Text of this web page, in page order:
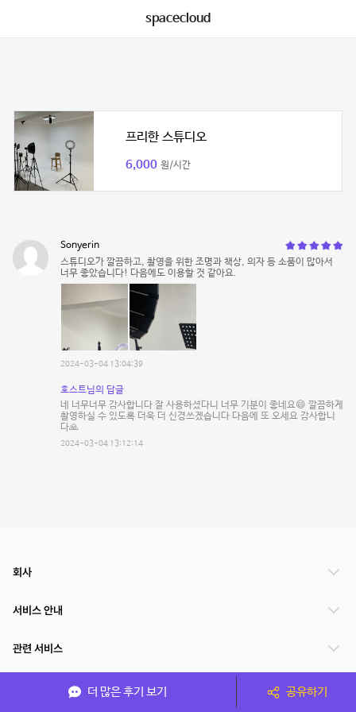
spacecloud
프리한 스튜디오
6,000 원/시간
Sonyerin
스튜디오가 깔끔하고, 촬영을 위한 조명과 책상, 의자 등 소품이 많아서
너무 좋았습니다! 다음에도 이용할 것 같아요.
2024-03-04 13:04:39
호스트님의 답글
네 너무너무 감사합니다 잘 사용하셨다니 너무 기분이 좋네요😄 깔끔하게
촬영하실 수 있도록 더욱 더 신경쓰겠습니다 다음에 또 오세요 감사합니
다🙏
2024-03-04 13:12:14
더 많은 후기 보기 공유하기
회사
서비스 안내
관련 서비스